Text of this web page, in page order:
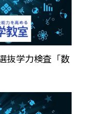
抜学力検査「数